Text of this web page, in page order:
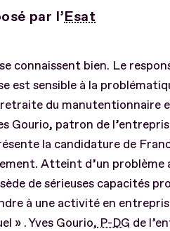
par l’Esat
connaissent bien. Le
est sensible à la
du manutentionnaire
Gourio, patron de
la candidature de
Atteint d’un problème
de sérieuses capacités
à une activité en
» . Yves Gourio, P-DG de